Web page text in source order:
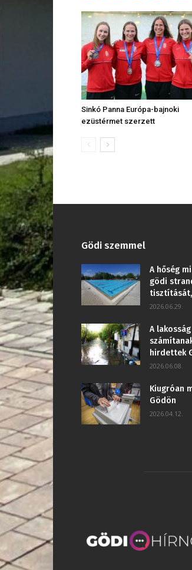
Sinkó Panna Európa-bajnoki
ezüstérmet szerzett
Gödi szemmel
A hőség
gödi
tisztítását,
2026.06.29.
A
hirdettek
2026.06.08.
Kiugróan
Gödön
2026.04.12.